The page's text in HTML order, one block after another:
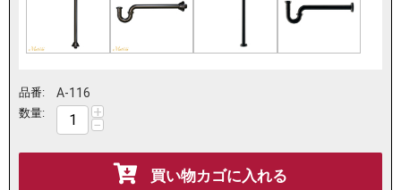
品番: A-116
数量: +
−
買い物カゴに入れる